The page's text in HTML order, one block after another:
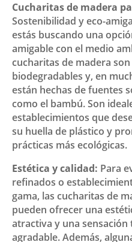
Cucharitas de madera
Sostenibilidad y eco-
estás buscando una
amigable con el medio
cucharitas de madera son
biodegradables y, en
están hechas de fuentes
como el bambú. Son
establecimientos que
su huella de plástico y
prácticas más ecológicas.
Estética y calidad: Para
refinados o
gama, las cucharitas de
pueden ofrecer una
atractiva y una sensación
agradable. Además,